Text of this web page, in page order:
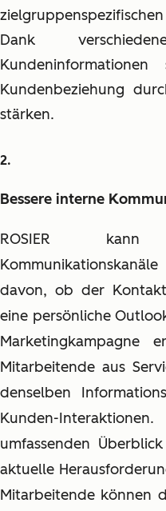
Dank
Kundenbeziehung
stärken.
Bessere interne
ROSIER
davon, ob der
eine persönliche
Marketingkampagne
Mitarbeitende aus
denselben
Kunden-
umfassenden
aktuelle
Mitarbeitende können